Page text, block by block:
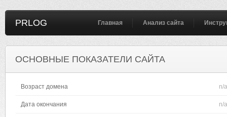
PRLOG Главная Анализ сайта
ОСНОВНЫЕ ПОКАЗАТЕЛИ САЙТА
Возраст домена n/a
Дата окончания n/a